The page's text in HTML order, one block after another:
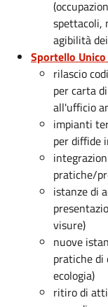
spettacoli,
agibilità
Sportello
rilascio
per carta
all'ufficio
impianti
per diffide
pratiche/
istanze di
visure)
nuove
pratiche di
ecologia)
ritiro di